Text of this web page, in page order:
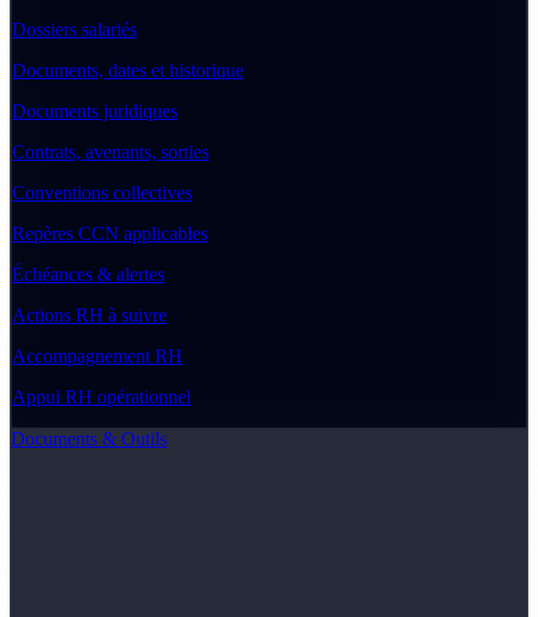
Dossiers salariés
Documents, dates et historique
Documents juridiques
Contrats, avenants, sorties
Conventions collectives
Repères CCN applicables
Échéances & alertes
Actions RH à suivre
Accompagnement RH
Appui RH opérationnel
Documents & Outils